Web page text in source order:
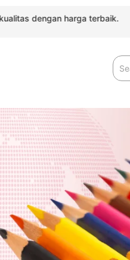
harga terbaik.